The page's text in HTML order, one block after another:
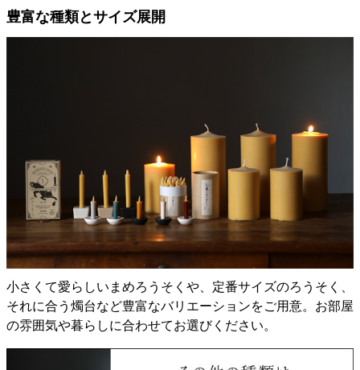
豊富な種類とサイズ展開
小さくて愛らしいまめろうそくや、定番サイズのろうそく、
それに合う燭台など豊富なバリエーションをご用意。お部屋
の雰囲気や暮らしに合わせてお選びください。